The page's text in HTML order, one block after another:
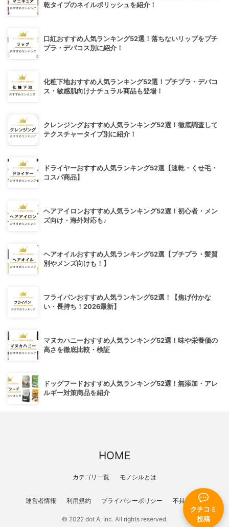
クチコミ
投稿
乾タイプのネイルポリッシュを紹介！
口紅おすすめ人気ランキング52選！落ちないリップをプチ
プラ・デパコス別に紹介！
化粧下地おすすめ人気ランキング52選！プチプラ・デパコ
ス・敏感肌向けナチュラル商品も登場！
クレンジングおすすめ人気ランキング52選！徹底調査して
テクスチャータイプ別に紹介！
ドライヤーおすすめ人気ランキング52選【速乾・くせ毛・
コスパ商品】
ヘアアイロンおすすめ人気ランキング52選！初心者・メン
ズ向け・海外対応も♪
ヘアオイルおすすめ人気ランキング52選【プチプラ・髪質
別やメンズ向けも！】
フライパンおすすめ人気ランキング52選！【焦げ付かな
い・長持ち！2026最新】
マヌカハニーおすすめ人気ランキング52選！味や栄養価の
高さを徹底比較・検証
ドッグフードおすすめ人気ランキング52選！無添加・アレ
ルギー対策商品を紹介
HOME
カテゴリ一覧 モノシルとは
運営者情報 利用規約 プライバシーポリシー 不具合報告
© 2022 dot A, Inc. All rights reserved.